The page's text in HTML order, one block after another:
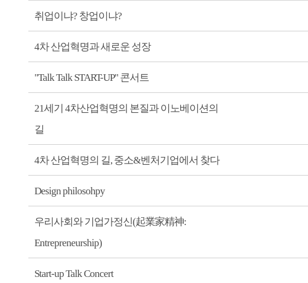
취업이냐? 창업이냐?
4차 산업혁명과 새로운 성장
"Talk Talk START-UP" 콘서트
21세기 4차산업혁명의 본질과 이노베이션의
길
4차 산업혁명의 길, 중소&벤처기업에서 찾다
Design philosohpy
우리사회와 기업가정신(起業家精神:
Entrepreneurship)
Start-up Talk Concert